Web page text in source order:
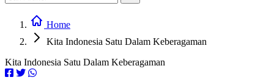
Home
Kita Indonesia Satu Dalam Keberagaman
Kita Indonesia Satu Dalam Keberagaman